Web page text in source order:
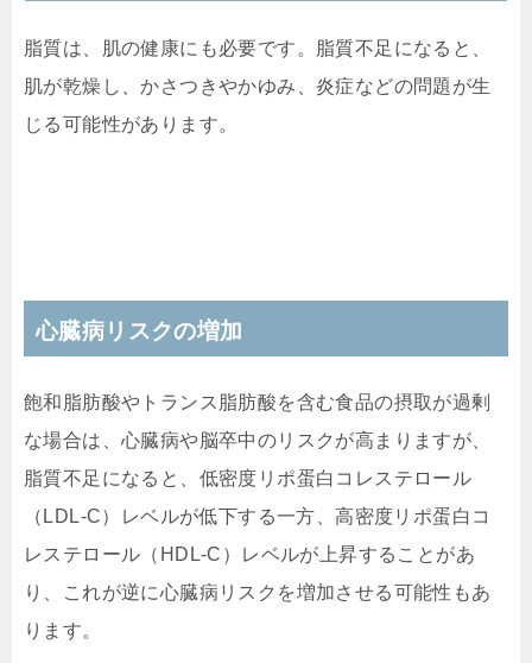
脂質は、肌の健康にも必要です。脂質不足になると、
肌が乾燥し、かさつきやかゆみ、炎症などの問題が生
じる可能性があります。
心臓病リスクの増加
飽和脂肪酸やトランス脂肪酸を含む食品の摂取が過剰
な場合は、心臓病や脳卒中のリスクが高まりますが、
脂質不足になると、低密度リポ蛋白コレステロール
（LDL-C）レベルが低下する一方、高密度リポ蛋白コ
レステロール（HDL-C）レベルが上昇することがあ
り、これが逆に心臓病リスクを増加させる可能性もあ
ります。